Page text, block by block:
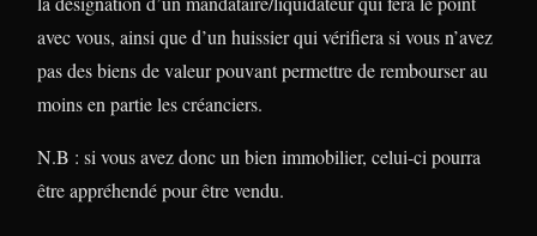
avec vous, ainsi que d’un huissier qui vérifiera si vous n’avez
pas des biens de valeur pouvant permettre de rembourser au
moins en partie les créanciers.
N.B : si vous avez donc un bien immobilier, celui-ci pourra
être appréhendé pour être vendu.